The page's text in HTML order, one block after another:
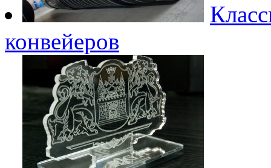
конвейеров